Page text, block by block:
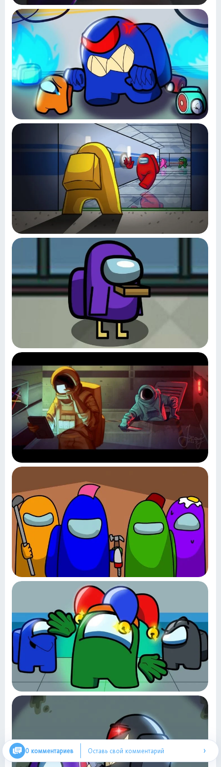
0 комментариев Оставь свой комментарий ›